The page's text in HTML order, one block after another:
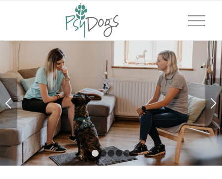
Weiter
1 2 3 4 5 6 7